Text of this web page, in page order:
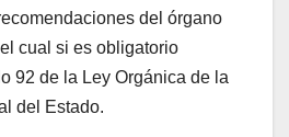
del órgano
cual si es obligatorio
92 de la Ley Orgánica de la
del Estado.